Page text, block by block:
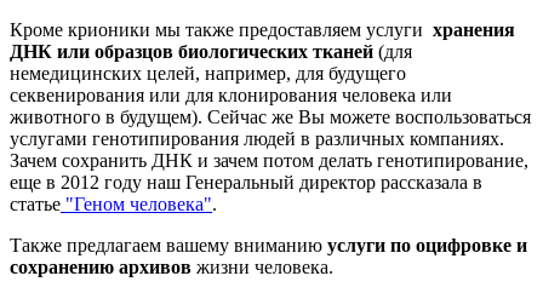
Кроме крионики мы также предоставляем услуги хранения
ДНК или образцов биологических тканей (для
немедицинских целей, например, для будущего
секвенирования или для клонирования человека или
животного в будущем). Сейчас же Вы можете воспользоваться
услугами генотипирования людей в различных компаниях.
Зачем сохранить ДНК и зачем потом делать генотипирование,
еще в 2012 году наш Генеральный директор рассказала в
статье "Геном человека".
Также предлагаем вашему вниманию услуги по оцифровке и
сохранению архивов жизни человека.